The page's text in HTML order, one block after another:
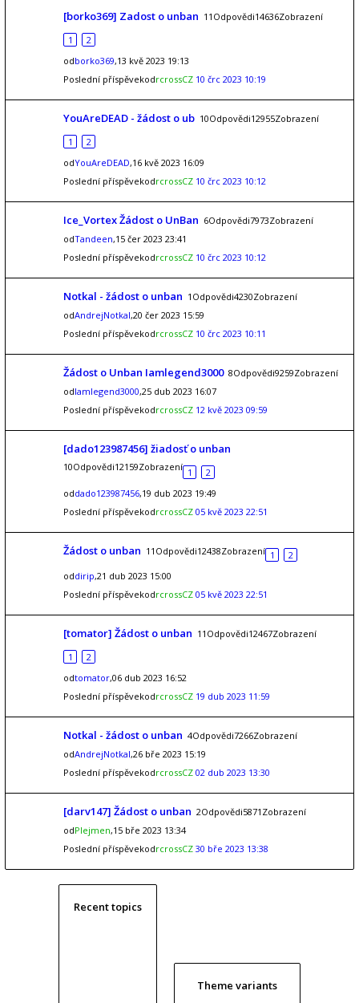
[borko369] Zadost o unban 11Odpovědi14636Zobrazení
1
2
odborko369,13 kvě 2023 19:13
Poslední příspěvekodrcrossCZ 10 črc 2023 10:19
YouAreDEAD - žádost o ub 10Odpovědi12955Zobrazení
1
2
odYouAreDEAD,16 kvě 2023 16:09
Poslední příspěvekodrcrossCZ 10 črc 2023 10:12
Ice_Vortex Žádost o UnBan 6Odpovědi7973Zobrazení
odTandeen,15 čer 2023 23:41
Poslední příspěvekodrcrossCZ 10 črc 2023 10:12
Notkal - žádost o unban 1Odpovědi4230Zobrazení
odAndrejNotkal,20 čer 2023 15:59
Poslední příspěvekodrcrossCZ 10 črc 2023 10:11
Žádost o Unban Iamlegend3000 8Odpovědi9259Zobrazení
odIamlegend3000,25 dub 2023 16:07
Poslední příspěvekodrcrossCZ 12 kvě 2023 09:59
[dado123987456] žiadosť o unban
10Odpovědi12159Zobrazení 1
2
oddado123987456,19 dub 2023 19:49
Poslední příspěvekodrcrossCZ 05 kvě 2023 22:51
Žádost o unban 11Odpovědi12438Zobrazení 1
2
oddirip,21 dub 2023 15:00
Poslední příspěvekodrcrossCZ 05 kvě 2023 22:51
[tomator] Žádost o unban 11Odpovědi12467Zobrazení
1
2
odtomator,06 dub 2023 16:52
Poslední příspěvekodrcrossCZ 19 dub 2023 11:59
Notkal - žádost o unban 4Odpovědi7266Zobrazení
odAndrejNotkal,26 bře 2023 15:19
Poslední příspěvekodrcrossCZ 02 dub 2023 13:30
[darv147] Žádost o unban 2Odpovědi5871Zobrazení
odPlejmen,15 bře 2023 13:34
Poslední příspěvekodrcrossCZ 30 bře 2023 13:38
Recent topics
Theme variants